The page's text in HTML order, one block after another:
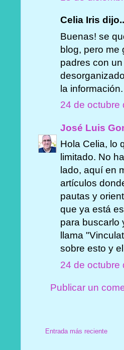
Celia Iris
Buenas! se
blog, pero me
padres con
la
24 de octubre
José Luis
Hola Celia, lo
limitado. No
lado, aquí en
artículos
pautas y
que ya está
para buscarlo
llama
sobre esto y
24 de octubre
Publicar un
Entrada más reciente